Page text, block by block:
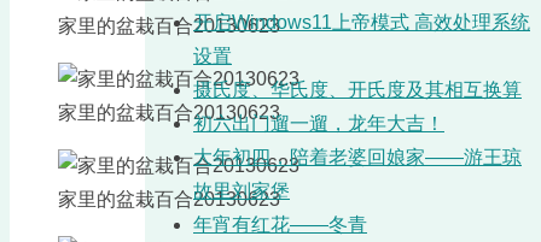
家里的盆栽百合20130623
家里的盆栽百合20130623
家里的盆栽百合20130623
开启Windows11上帝模式 高效处理系统
设置
摄氏度、华氏度、开氏度及其相互换算
初六出门遛一遛，龙年大吉！
大年初四，陪着老婆回娘家——游王琼
故里刘家堡
年宵有红花——冬青